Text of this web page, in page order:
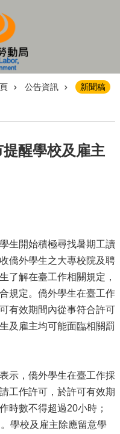
公告資訊 新聞稿
醒學校及雇主
開始積極尋找暑期工讀
僑外學生之大專校院及聘
了解在臺工作相關規定，
規定。僑外學生在臺工作
有效期間內從事符合許可
及雇主均可能面臨相關罰
，僑外學生在臺工作採
工作許可，於許可有效期
時數不得超過20小時；
學校及雇主除應留意學